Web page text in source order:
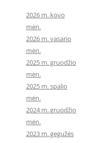
2026 m. kovo
mėn.
2026 m. vasario
mėn.
2025 m. gruodžio
mėn.
2025 m. spalio
mėn.
2024 m. gruodžio
mėn.
2023 m. gegužės